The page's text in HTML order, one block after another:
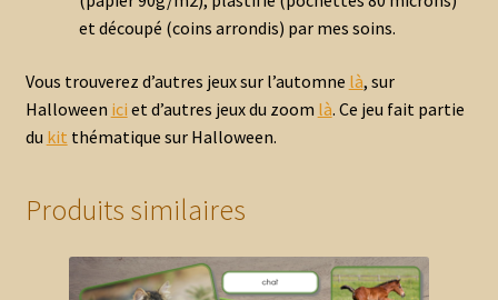
et découpé (coins arrondis) par mes soins.
Vous trouverez d’autres jeux sur l’automne là, sur
Halloween ici et d’autres jeux du zoom là. Ce jeu fait partie
du kit thématique sur Halloween.
Produits similaires